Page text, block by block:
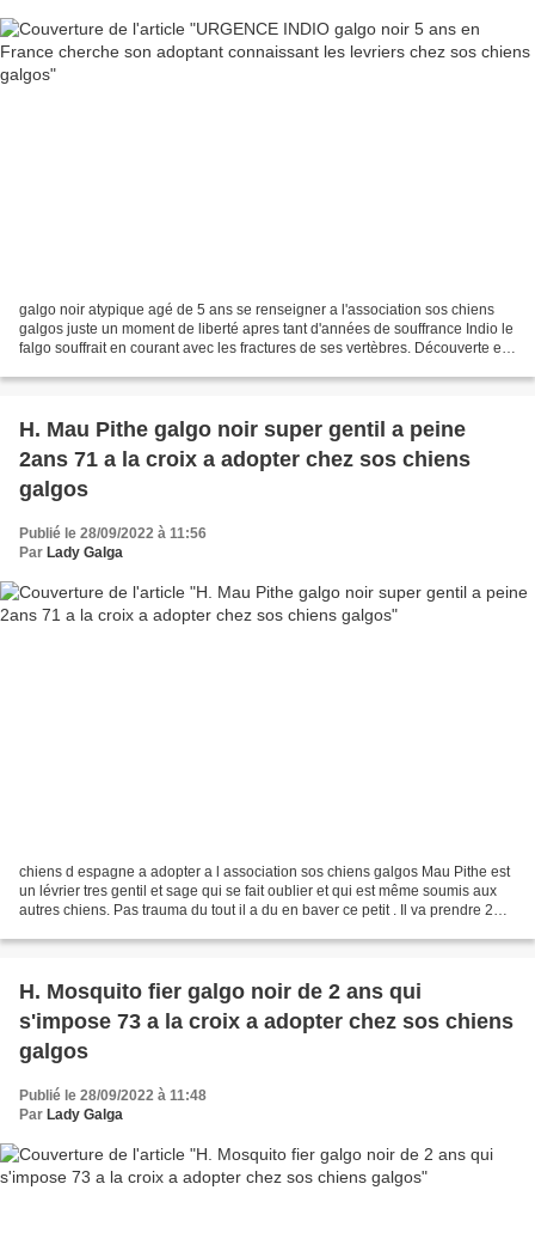
galgo noir atypique agé de 5 ans se renseigner a l'association sos chiens
galgos juste un moment de liberté apres tant d'années de souffrance Indio le
falgo souffrait en courant avec les fractures de ses vertèbres. Découverte et
H. Mau Pithe galgo noir super gentil a peine
2ans 71 a la croix a adopter chez sos chiens
galgos
Publié le 28/09/2022 à 11:56
Par Lady Galga
chiens d espagne a adopter a l association sos chiens galgos Mau Pithe est
un lévrier tres gentil et sage qui se fait oublier et qui est même soumis aux
autres chiens. Pas trauma du tout il a du en baver ce petit . Il va prendre 2
H. Mosquito fier galgo noir de 2 ans qui
s'impose 73 a la croix a adopter chez sos chiens
galgos
Publié le 28/09/2022 à 11:48
Par Lady Galga